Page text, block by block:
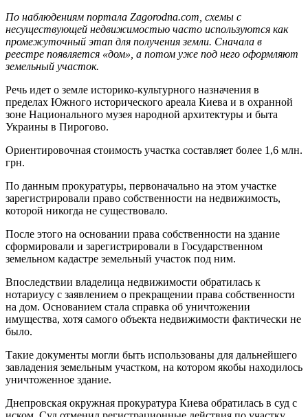
По наблюдениям портала Zagorodna.com, схемы с
несуществующей недвижимостью часто используются как
промежуточный этап для получения земли. Сначала в
реестре появляется «дом», а потом уже под него оформляют
земельный участок.
Речь идет о земле историко-культурного назначения в
пределах Южного исторического ареала Киева и в охранной
зоне Национального музея народной архитектуры и быта
Украины в Пирогово.
Ориентировочная стоимость участка составляет более 1,6 млн.
грн.
По данным прокуратуры, первоначально на этом участке
зарегистрировали право собственности на недвижимость,
которой никогда не существовало.
После этого на основании права собственности на здание
сформировали и зарегистрировали в Государственном
земельном кадастре земельный участок под ним.
Впоследствии владелица недвижимости обратилась к
нотариусу с заявлением о прекращении права собственности
на дом. Основанием стала справка об уничтожении
имущества, хотя самого объекта недвижимости фактически не
было.
Такие документы могли быть использованы для дальнейшего
завладения земельным участком, на котором якобы находилось
уничтоженное здание.
Днепровская окружная прокуратура Киева обратилась в суд с